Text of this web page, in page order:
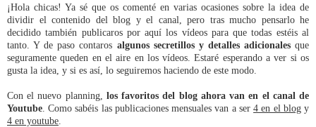
¡Hola chicas! Ya sé que os comenté en varias ocasiones sobre la idea de
dividir el contenido del blog y el canal, pero tras mucho pensarlo he
decidido también publicaros por aquí los vídeos para que todas estéis al
tanto. Y de paso contaros algunos secretillos y detalles adicionalesque
seguramente queden en el aire en los vídeos. Estaré esperando a ver si os
gusta la idea, y si es así, lo seguiremos haciendo de este modo.
Con el nuevo planning, los favoritos del blog ahora van en el canal de
Youtube . Como sabéis las publicaciones mensuales van a ser4 en el blogy
4 en youtube